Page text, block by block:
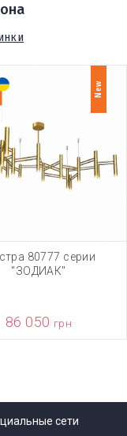
New
80777 серии
"ЗОДИАК"
86 050 грн
сети